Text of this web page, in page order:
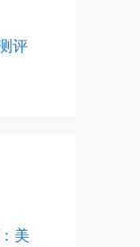
评
美